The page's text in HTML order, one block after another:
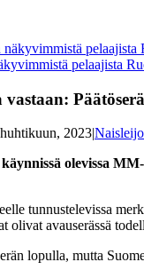
pelaajista
2023|
olevissa
tunnustelevissa
avauserässä
lopulla, mutta